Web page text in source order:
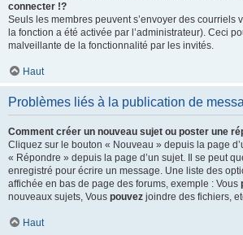
connecter !?
Seuls les membres peuvent s’envoyer des courriels
la fonction a été activée par l’administrateur). Ceci
malveillante de la fonctionnalité par les invités.
Haut
Problèmes liés à la publication de
Comment créer un nouveau sujet ou poster une
Cliquez sur le bouton « Nouveau » depuis la page
« Répondre » depuis la page d’un sujet. Il se peut
enregistré pour écrire un message. Une liste des
affichée en bas de page des forums, exemple : Vous
nouveaux sujets, Vous pouvez joindre des fichiers,
Haut